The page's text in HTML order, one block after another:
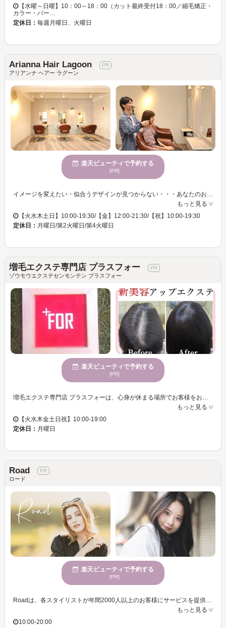
【水曜～日曜】10：00～18：00（カット最終受付18：00／縮毛矯正・
カラー・パー…
定休日： 毎週月曜日、火曜日
Arianna Hair Lagoon
アリアンナ ヘアー ラグーン
楽天ビューティで予約する
[PR]
イメージを変えたい・似合うデザインが見つからない・・・あなたのお悩みに合うスタイルをご提供☆彡 手触り×持続性ばっちり！！うるうるカラーでクオリティの高い仕上がりに◎ 一人ひとりの骨格にフィットするオーダーメイドなスタイルが手に入る◎ オシャレでHappyな毎日を送りませんか？一緒にお客様の魅力を引き出します！
もっと見る
【火水木土日】10:00-19:30/【金】12:00-21:30/【祝】10:00-19:30
定休日： 月曜日/第2火曜日/第4火曜日
増毛エクステ専門店 プラスフォー
ゾウモウエクステセンモンテン プラスフォー
楽天ビューティで予約する
[PR]
もっと見る
【火水木金土日祝】10:00-19:00
定休日： 月曜日
Road
ロード
楽天ビューティで予約する
[PR]
もっと見る
10:00-20:00